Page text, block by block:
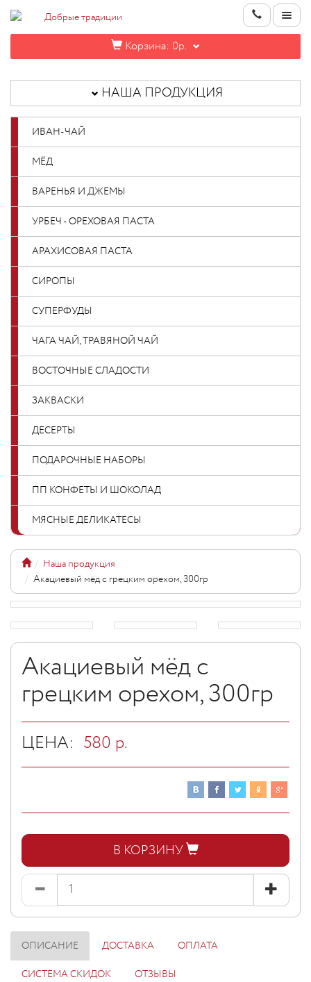
Корзина: 0р.
ИНФОРМАЦИЯ
КОНТАКТЫ
НОВИНКИ
ОПТОВИКАМ
НАША ПРОДУКЦИЯ
ИВАН-ЧАЙ
МЁД
ВАРЕНЬЯ И ДЖЕМЫ
УРБЕЧ - ОРЕХОВАЯ ПАСТА
АРАХИСОВАЯ ПАСТА
СИРОПЫ
СУПЕРФУДЫ
ЧАГА ЧАЙ, ТРАВЯНОЙ ЧАЙ
ВОСТОЧНЫЕ СЛАДОСТИ
ЗАКВАСКИ
ДЕСЕРТЫ
ПОДАРОЧНЫЕ НАБОРЫ
ПП КОНФЕТЫ И ШОКОЛАД
МЯСНЫЕ ДЕЛИКАТЕСЫ
Наша продукция
Акациевый мёд с грецким орехом, 300гр
Акациевый мёд с
грецким орехом, 300гр
ЦЕНА: 580 р.
В КОРЗИНУ
ОПИСАНИЕ ДОСТАВКА ОПЛАТА
СИСТЕМА СКИДОК ОТЗЫВЫ